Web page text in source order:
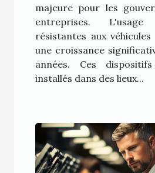
majeure pour les
entreprises.
résistantes aux
une croissance
années. Ces
installés dans des lieux...